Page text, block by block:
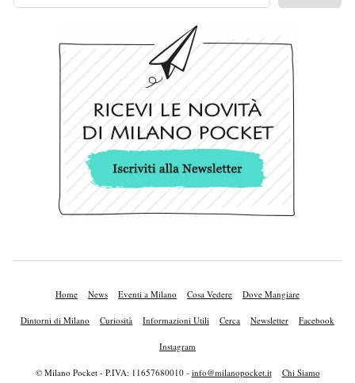
Home News Eventi a Milano Cosa Vedere Dove Mangiare
Dintorni di Milano Curiosità Informazioni Utili Cerca Newsletter Facebook
Instagram
© Milano Pocket - P.IVA: 11657680010 - info@milanopocket.it Chi Siamo